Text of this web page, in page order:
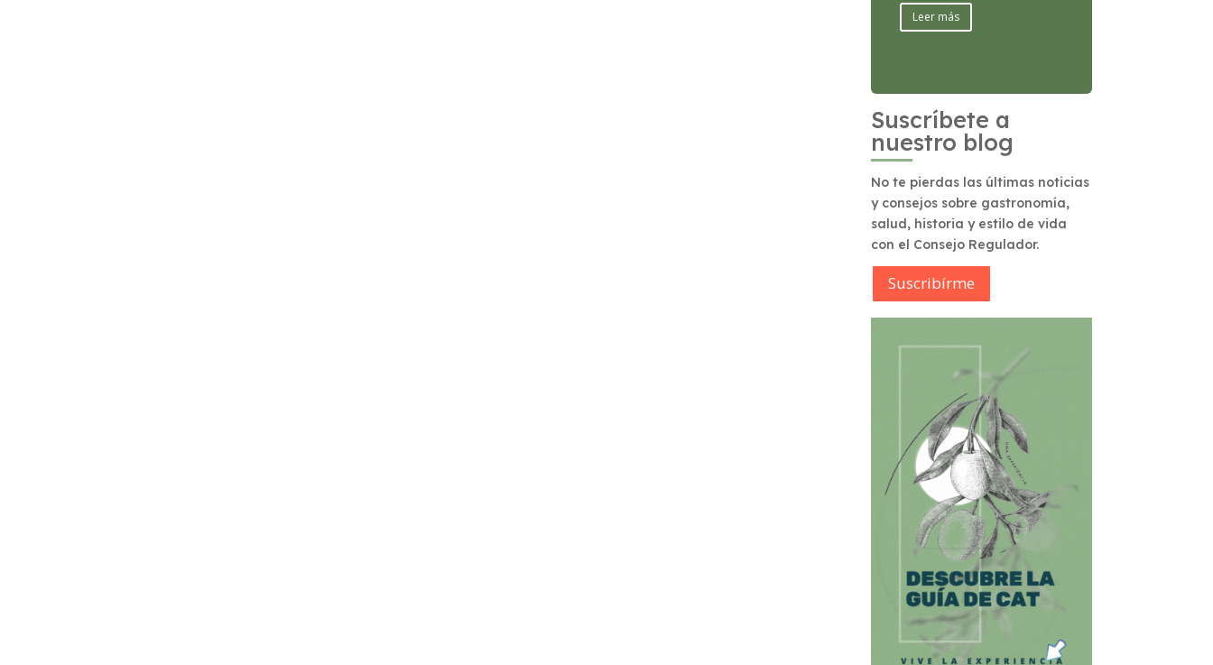
Leer más
Suscríbete a
nuestro blog
No te pierdas las últimas noticias
y consejos sobre gastronomía,
salud, historia y estilo de vida
con el Consejo Regulador.
Suscribírme